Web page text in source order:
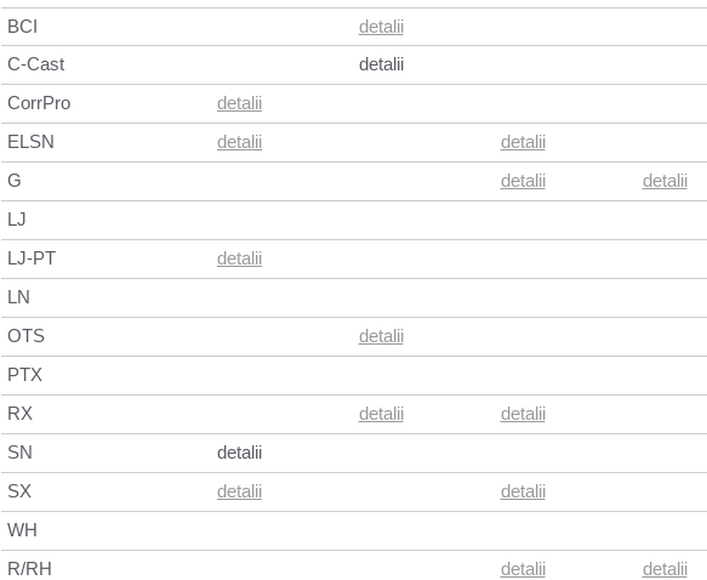
BCI
detalii
C-Cast
detalii
CorrPro
detalii
ELSN
detalii
detalii
G
detalii detalii
LJ
LJ-PT
detalii
LN
OTS
detalii
PTX
RX
detalii
detalii
SN
detalii
SX
detalii
detalii
WH
R/RH
detalii
detalii